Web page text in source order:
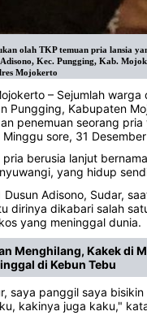
olah TKP temuan pria lansia
Kec. Pungging, Kab.
Mojokerto
– Sejumlah warga
Pungging, Kabupaten
penemuan seorang
sore, 31
pria berusia lanjut
yang hidup
Dusun Adisono, Sudar,
dirinya dikabari salah
yang meninggal dunia.
Menghilang, Kakek di
di Kebun Tebu
saya panggil saya
kakinya juga kaku,"